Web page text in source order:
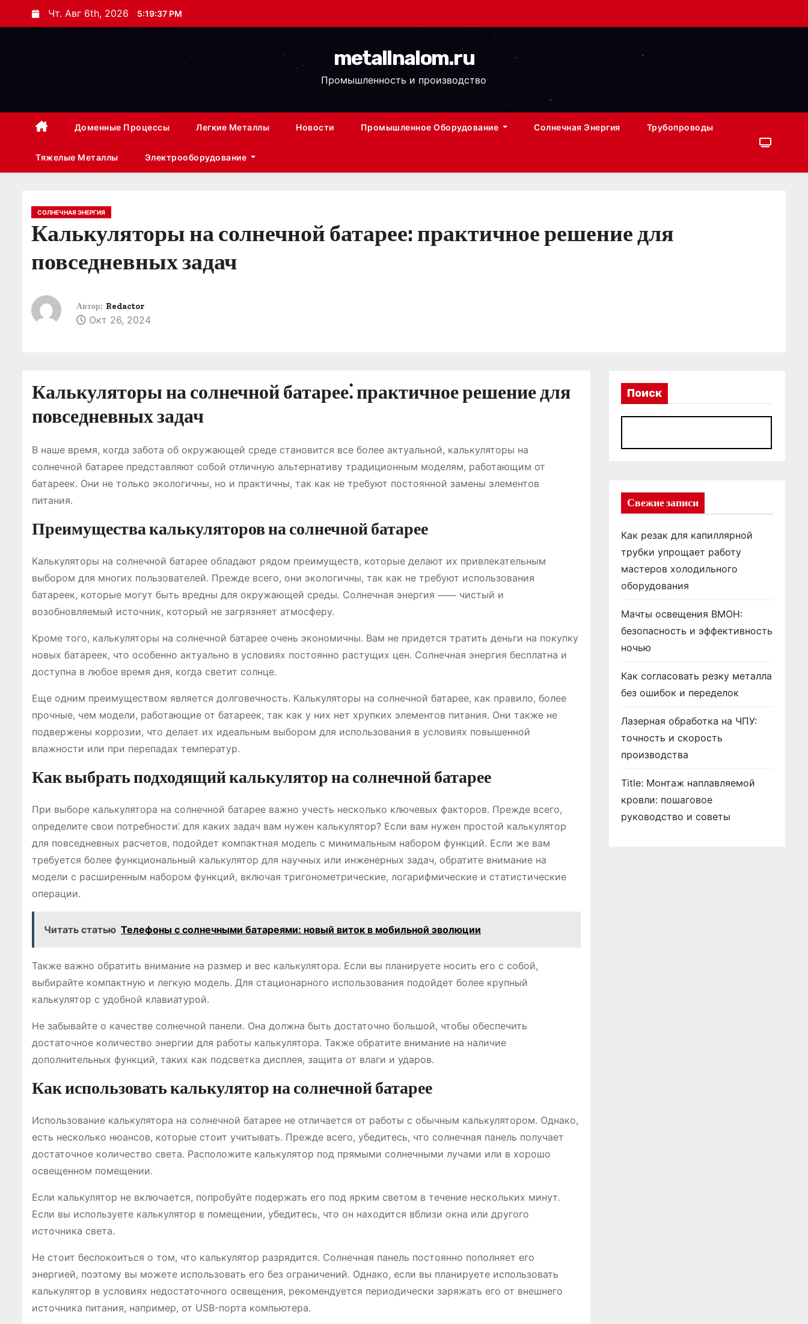
е
д
Чт. Авг 6th, 2026 5:19:38 PM
metallnalom.ru
Промышленность и производство
Доменные Процессы Легкие Металлы Новости Промышленное Оборудование Солнечная Энергия Трубопроводы
Тяжелые Металлы Электрооборудование
СОЛНЕЧНАЯ ЭНЕРГИЯ
Калькуляторы на солнечной батарее: практичное решение для
повседневных задач
Автор: Redactor
Окт 26, 2024
Калькуляторы на солнечной батарее⁚ практичное решение для
повседневных задач
В наше время, когда забота об окружающей среде становится все более актуальной, калькуляторы на
солнечной батарее представляют собой отличную альтернативу традиционным моделям, работающим от
батареек. Они не только экологичны, но и практичны, так как не требуют постоянной замены элементов
питания.
Преимущества калькуляторов на солнечной батарее
Калькуляторы на солнечной батарее обладают рядом преимуществ, которые делают их привлекательным
выбором для многих пользователей. Прежде всего, они экологичны, так как не требуют использования
батареек, которые могут быть вредны для окружающей среды. Солнечная энергия ⸺ чистый и
возобновляемый источник, который не загрязняет атмосферу.
Кроме того, калькуляторы на солнечной батарее очень экономичны. Вам не придется тратить деньги на покупку
новых батареек, что особенно актуально в условиях постоянно растущих цен. Солнечная энергия бесплатна и
доступна в любое время дня, когда светит солнце.
Еще одним преимуществом является долговечность. Калькуляторы на солнечной батарее, как правило, более
прочные, чем модели, работающие от батареек, так как у них нет хрупких элементов питания. Они также не
подвержены коррозии, что делает их идеальным выбором для использования в условиях повышенной
влажности или при перепадах температур.
Как выбрать подходящий калькулятор на солнечной батарее
При выборе калькулятора на солнечной батарее важно учесть несколько ключевых факторов. Прежде всего,
определите свои потребности⁚ для каких задач вам нужен калькулятор? Если вам нужен простой калькулятор
для повседневных расчетов, подойдет компактная модель с минимальным набором функций. Если же вам
требуется более функциональный калькулятор для научных или инженерных задач, обратите внимание на
модели с расширенным набором функций, включая тригонометрические, логарифмические и статистические
операции.
Читать статью Телефоны с солнечными батареями: новый виток в мобильной эволюции
Также важно обратить внимание на размер и вес калькулятора. Если вы планируете носить его с собой,
выбирайте компактную и легкую модель. Для стационарного использования подойдет более крупный
калькулятор с удобной клавиатурой.
Не забывайте о качестве солнечной панели. Она должна быть достаточно большой, чтобы обеспечить
достаточное количество энергии для работы калькулятора. Также обратите внимание на наличие
дополнительных функций, таких как подсветка дисплея, защита от влаги и ударов.
Как использовать калькулятор на солнечной батарее
Использование калькулятора на солнечной батарее не отличается от работы с обычным калькулятором. Однако,
есть несколько нюансов, которые стоит учитывать. Прежде всего, убедитесь, что солнечная панель получает
достаточное количество света. Расположите калькулятор под прямыми солнечными лучами или в хорошо
освещенном помещении.
Если калькулятор не включается, попробуйте подержать его под ярким светом в течение нескольких минут.
Если вы используете калькулятор в помещении, убедитесь, что он находится вблизи окна или другого
источника света.
Не стоит беспокоиться о том, что калькулятор разрядится. Солнечная панель постоянно пополняет его
энергией, поэтому вы можете использовать его без ограничений. Однако, если вы планируете использовать
калькулятор в условиях недостаточного освещения, рекомендуется периодически заряжать его от внешнего
источника питания, например, от USB-порта компьютера.
Поиск
Свежие записи
Как резак для капиллярной
трубки упрощает работу
мастеров холодильного
оборудования
Мачты освещения ВМОН:
безопасность и эффективность
ночью
Как согласовать резку металла
без ошибок и переделок
Лазерная обработка на ЧПУ:
точность и скорость
производства
Title: Монтаж наплавляемой
кровли: пошаговое
руководство и советы